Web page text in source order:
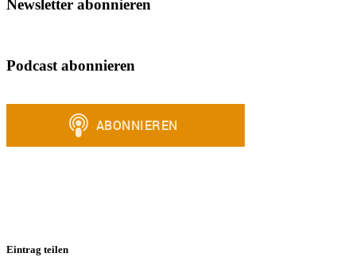
Newsletter abonnieren
Podcast abonnieren
Eintrag teilen